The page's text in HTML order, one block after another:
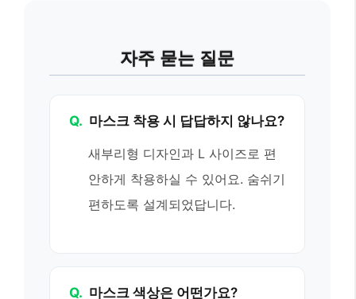
자주 묻는 질문
Q. 마스크 착용 시 답답하지 않나요?
새부리형 디자인과 L 사이즈로 편
안하게 착용하실 수 있어요. 숨쉬기
편하도록 설계되었답니다.
Q. 마스크 색상은 어떤가요?